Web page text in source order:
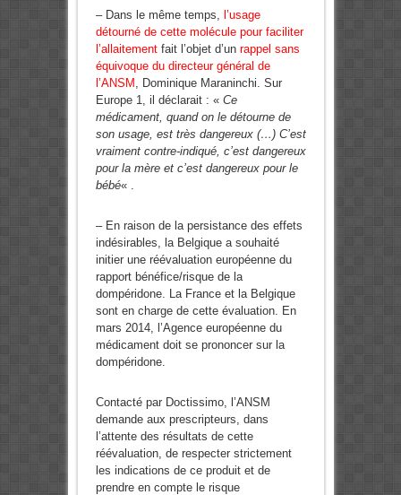
– Dans le même temps, l’usage
détourné de cette molécule pour faciliter
l’allaitementfait l’objet d’un rappel sans
équivoque du directeur général de
l’ANSM , Dominique Maraninchi. Sur
Europe 1, il déclarait : « Ce
médicament, quand on le détourne de
son usage, est très dangereux (…) C’est
vraiment contre-indiqué, c’est dangereux
pour la mère et c’est dangereux pour le
bébé« .
– En raison de la persistance des effets
indésirables, la Belgique a souhaité
initier une réévaluation européenne du
rapport bénéfice/risque de la
dompéridone. La France et la Belgique
sont en charge de cette évaluation. En
mars 2014, l’Agence européenne du
médicament doit se prononcer sur la
dompéridone.
Contacté par Doctissimo, l’ANSM
demande aux prescripteurs, dans
l’attente des résultats de cette
réévaluation, de respecter strictement
les indications de ce produit et de
prendre en compte le risque